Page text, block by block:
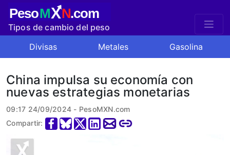
PesoMXN.com
Tipos de cambio del peso
Divisas Metales Gasolina
China impulsa su economía con
nuevas estrategias monetarias
09:17 24/09/2024 - PesoMXN.com
Compartir: